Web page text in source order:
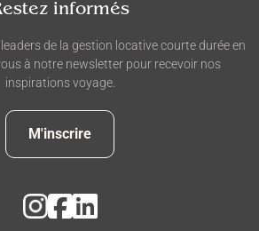
informés
de la gestion locative courte durée en
à notre newsletter pour recevoir nos
inspirations voyage.
M'inscrire